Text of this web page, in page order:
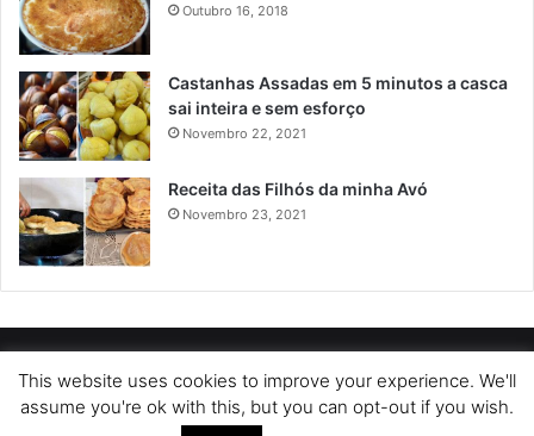
Outubro 16, 2018
Castanhas Assadas em 5 minutos a casca
sai inteira e sem esforço
Novembro 22, 2021
Receita das Filhós da minha Avó
Novembro 23, 2021
POLÍTICA DE PRIVACIDADE SOBRE NÓS
POLÍTICA DE COOKIES
TERMOS DE USO
This website uses cookies to improve your experience. We'll
assume you're ok with this, but you can opt-out if you wish.